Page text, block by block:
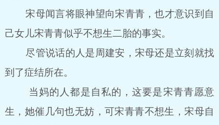
宋母闻言将眼神望向宋青青，也才意识到自
己女儿宋青青似乎不想生二胎的事实。
尽管说话的人是周建安，宋母还是立刻就找
到了症结所在。
当妈的人都是自私的，这要是宋青青愿意
生，她催几句也无妨，可宋青青不想生，宋母自